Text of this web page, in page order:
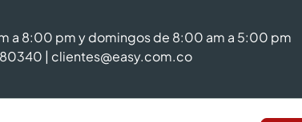
a 8:00 pm y domingos de 8:00 am a 5:00 pm
| clientes@easy.com.co